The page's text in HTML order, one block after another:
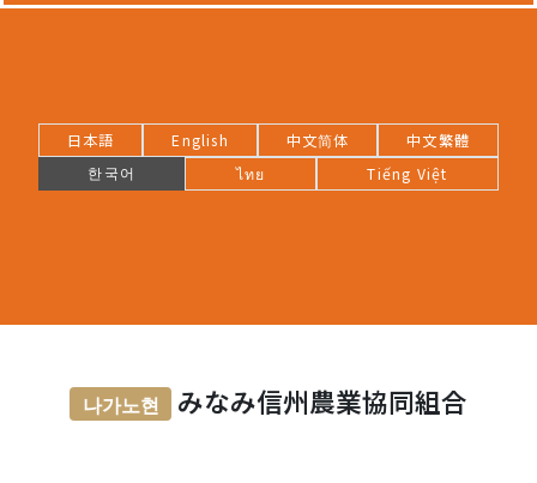
日本語 English 中文简体
中文繁體
한국어
ไทย Tiếng Việt
나가노현 みなみ信州農業協同組合